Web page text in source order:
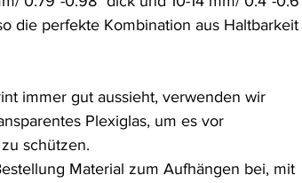
die perfekte Kombination aus Haltbarkeit
immer gut aussieht, verwenden wir
Plexiglas, um es vor
schützen.
Material zum Aufhängen bei, mit